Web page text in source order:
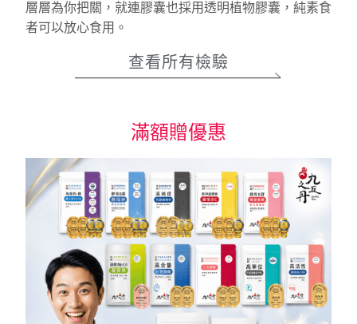
層層為你把關，就連膠囊也採用透明植物膠囊，純素食
者可以放心食用。
查看所有檢驗
滿額贈優惠